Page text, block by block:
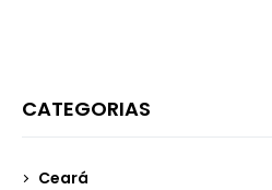
CATEGORIAS
Ceará